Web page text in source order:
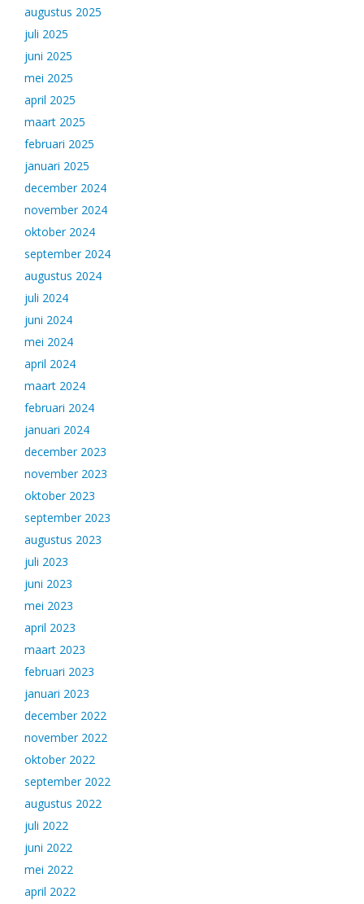
augustus 2025
juli 2025
juni 2025
mei 2025
april 2025
maart 2025
februari 2025
januari 2025
december 2024
november 2024
oktober 2024
september 2024
augustus 2024
juli 2024
juni 2024
mei 2024
april 2024
maart 2024
februari 2024
januari 2024
december 2023
november 2023
oktober 2023
september 2023
augustus 2023
juli 2023
juni 2023
mei 2023
april 2023
maart 2023
februari 2023
januari 2023
december 2022
november 2022
oktober 2022
september 2022
augustus 2022
juli 2022
juni 2022
mei 2022
april 2022